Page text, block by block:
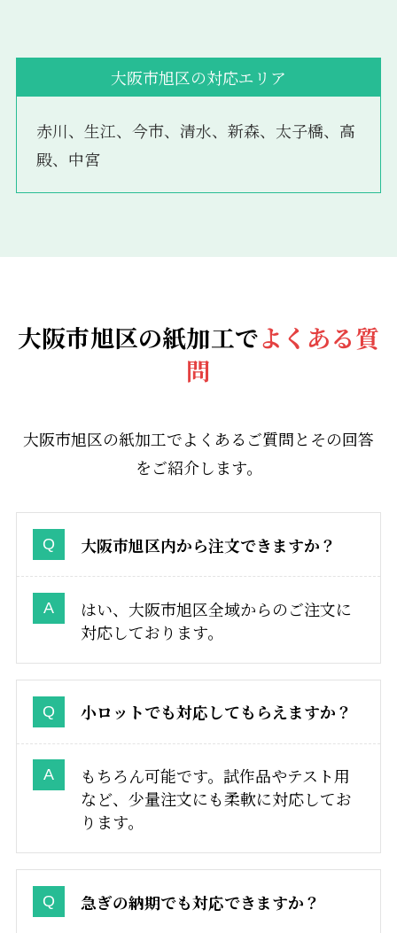
大阪市旭区の対応エリア
赤川、生江、今市、清水、新森、太子橋、高
殿、中宮
大阪市旭区の紙加工でよくある質
問
大阪市旭区の紙加工でよくあるご質問とその回答
をご紹介します。
大阪市旭区内から注文できますか？
はい、大阪市旭区全域からのご注文に
対応しております。
小ロットでも対応してもらえますか？
もちろん可能です。試作品やテスト用
など、少量注文にも柔軟に対応してお
ります。
急ぎの納期でも対応できますか？